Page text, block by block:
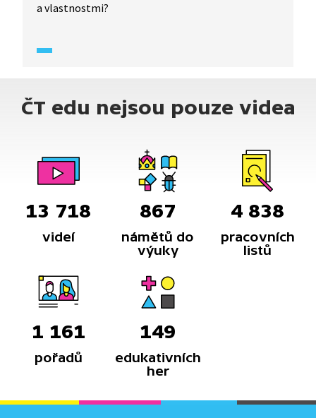
a vlastnostmi?
ČT edu nejsou pouze videa
13 718
videí
867
námětů do
výuky
4 838
pracovních
listů
1 161
pořadů
149
edukativních
her